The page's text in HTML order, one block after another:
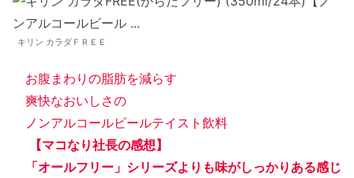
キリン カラダＦＲＥＥ
お腹まわりの脂肪を減らす
爽快なおいしさの
ノンアルコールビールテイスト飲料
【マコなり社長の感想】
「オールフリー」シリーズよりも味がしっかりある感じ